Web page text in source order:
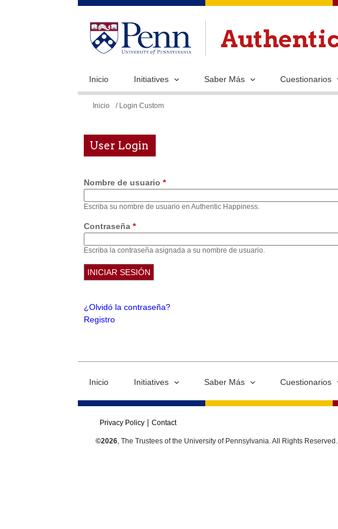
Inicio Initiatives Saber Más Cuestionarios
Se
usted
aquí
Inicio / Login Custom
User Login
Nombre de usuario *
Escriba su nombre de usuario en Authentic Happiness.
Contraseña *
Escriba la contraseña asignada a su nombre de usuario.
¿Olvidó la contraseña?
Registro
Inicio Initiatives Saber Más Cuestionarios
Privacy Policy Contact
©2026, The Trustees of the University of Pennsylvania. All Rights Reserved.